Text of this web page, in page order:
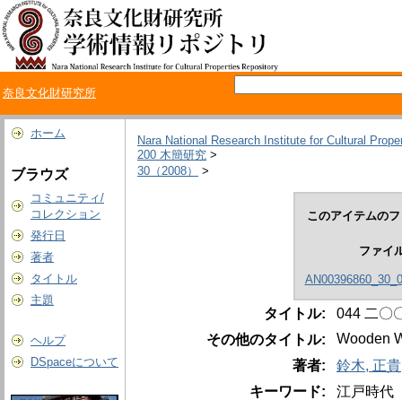
奈良文化財研究所
ホーム
ブラウズ
コミュニティ/
コレクション
発行日
著者
タイトル
主題
ヘルプ
DSpaceについて
Nara National Research Institute for Cultural
200 木簡研究 >
30（2008）
>
このアイテムの
ファイ
タイトル:
044 二〇
その他のタイトル:
Wooden
著者:
鈴木, 正貴
キーワード:
江戸時代